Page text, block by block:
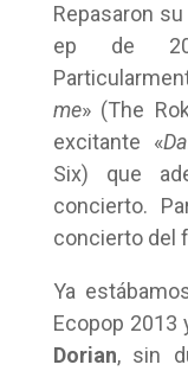
Repasaron
ep de
me» (The
excitante «
Six) que
concierto.
concierto del
Ya
Ecopop 2013
Dorian, sin